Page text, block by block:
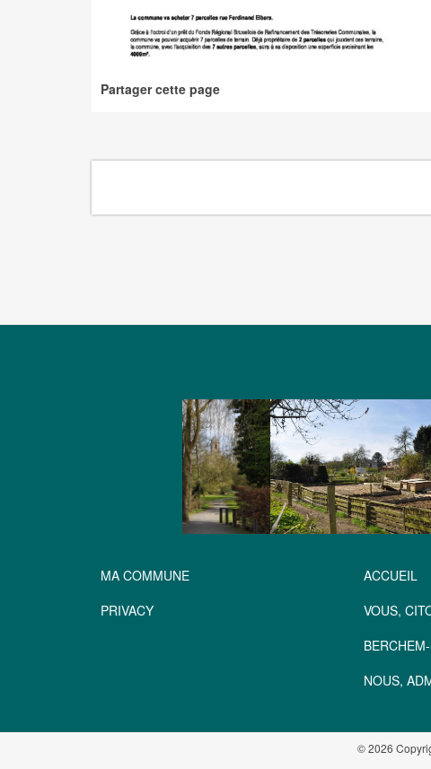
Partager cette page
MA COMMUNE
PRIVACY
ACCUEIL
VOUS,
NOUS,
© 2026